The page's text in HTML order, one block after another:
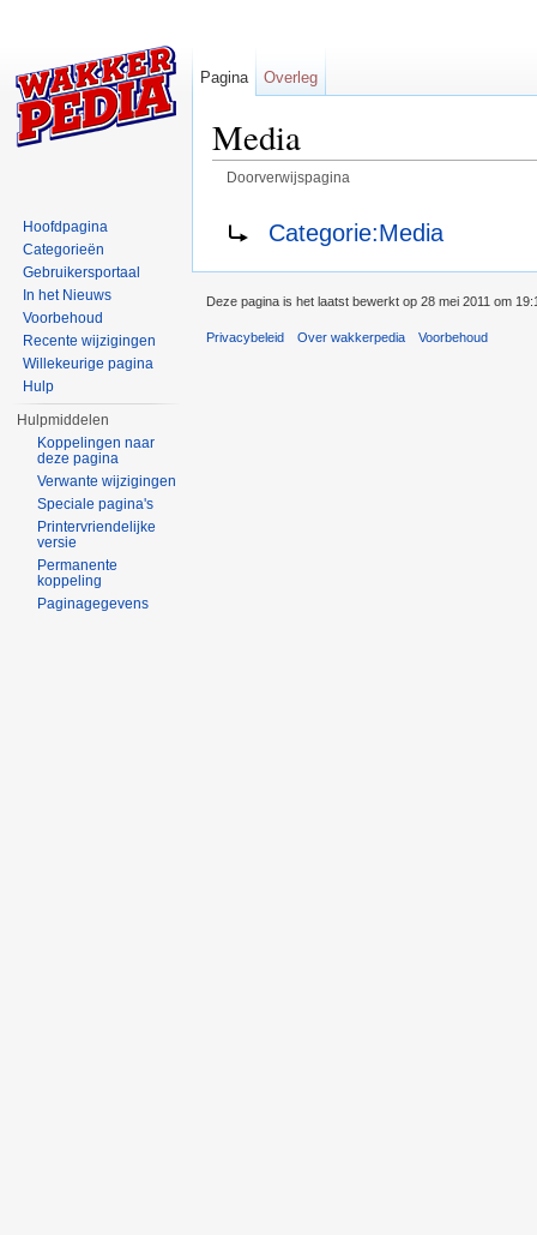
Media
Doorverwijspagina
Doorverwijzen naar:
Categorie:Media
Pagina Overleg
Hoofdpagina
Categorieën
Gebruikersportaal
In het Nieuws
Voorbehoud
Recente wijzigingen
Willekeurige pagina
Hulp
Hulpmiddelen
Koppelingen naar
deze pagina
Verwante wijzigingen
Speciale pagina's
Printervriendelijke
versie
Permanente
koppeling
Paginagegevens
Deze pagina is het laatst bewerkt op 28 mei 2011 om
Privacybeleid Over wakkerpedia Voorbehoud